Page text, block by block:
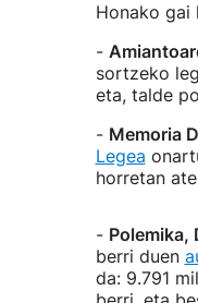
Honako gai
-
sortzeko
eta, talde
- Memoria
Legea
horretan
- Polemika,
berri duen
da: 9.791